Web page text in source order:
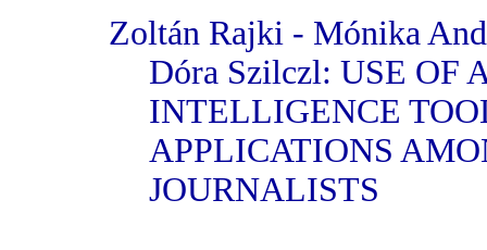
Zoltán Rajki - Mónika
Dóra Szilczl: USE OF
INTELLIGENCE
APPLICATIONS
JOURNALISTS